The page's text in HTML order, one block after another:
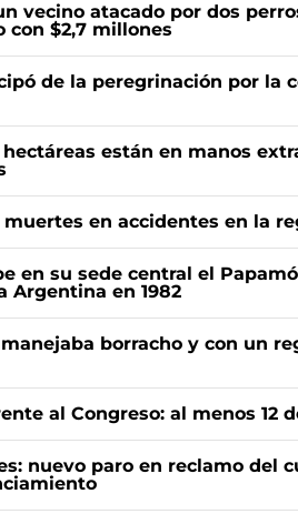
vecino atacado por dos
con $2,7 millones
de la peregrinación por la
están en manos
muertes en accidentes en la
en su sede central el
Argentina en 1982
borracho y con un
al Congreso: al menos 12
nuevo paro en reclamo del